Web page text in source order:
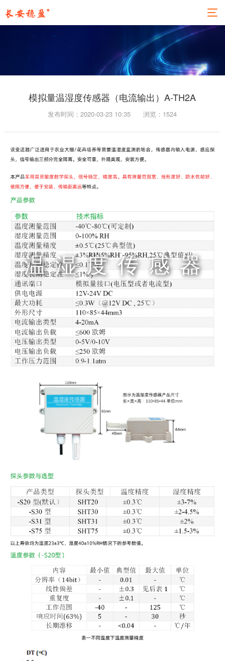
温湿度传感器
模拟量温湿度传感器（电流输出）A-TH2A
发布时间：2020-03-23 10:35 浏览： 1524